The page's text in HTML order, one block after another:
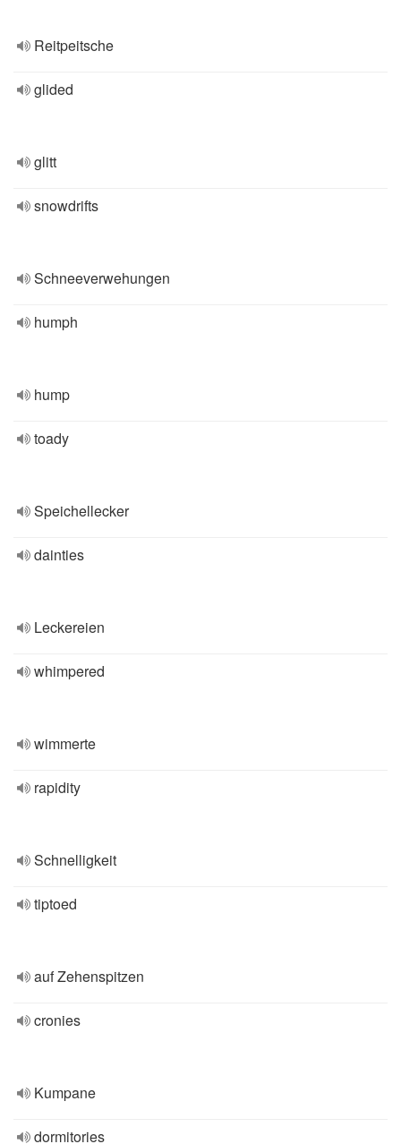
Reitpeitsche
glided
glitt
snowdrifts
Schneeverwehungen
humph
hump
toady
Speichellecker
dainties
Leckereien
whimpered
wimmerte
rapidity
Schnelligkeit
tiptoed
auf Zehenspitzen
cronies
Kumpane
dormitories